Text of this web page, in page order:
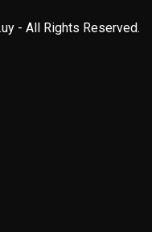
- All Rights Reserved.